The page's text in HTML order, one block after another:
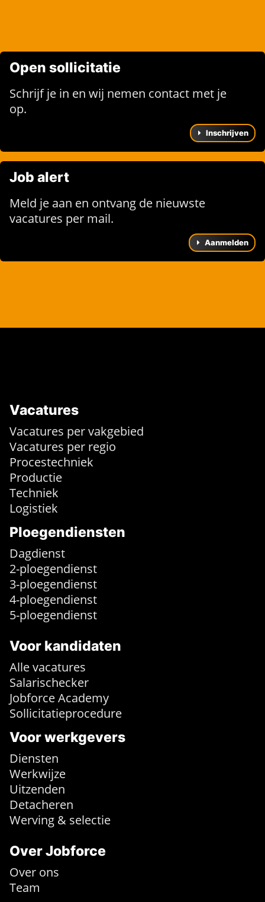
Open sollicitatie
Schrijf je in en wij nemen contact met je
op.
Inschrijven
Job alert
Meld je aan en ontvang de nieuwste
vacatures per mail.
Aanmelden
Vacatures
Vacatures per vakgebied
Vacatures per regio
Procestechniek
Productie
Techniek
Logistiek
Ploegendiensten
Dagdienst
2-ploegendienst
3-ploegendienst
4-ploegendienst
5-ploegendienst
Voor kandidaten
Alle vacatures
Salarischecker
Jobforce Academy
Sollicitatieprocedure
Voor werkgevers
Diensten
Werkwijze
Uitzenden
Detacheren
Werving & selectie
Over Jobforce
Over ons
Team